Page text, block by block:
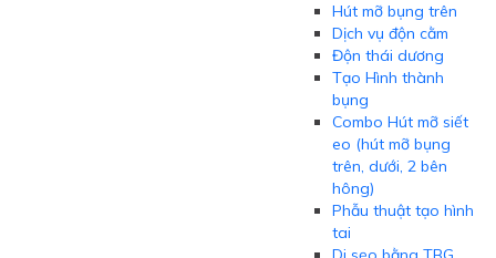
Hút mỡ bụng trên
Dịch vụ độn cằm
Độn thái dương
Tạo Hình thành
bụng
Combo Hút mỡ siết
eo (hút mỡ bụng
trên, dưới, 2 bên
hông)
Phẫu thuật tạo hình
tai